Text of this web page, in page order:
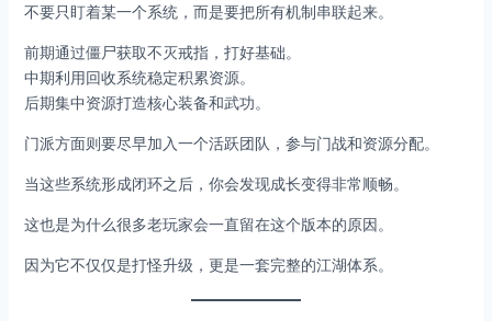
不要只盯着某一个系统，而是要把所有机制串联起来。
前期通过僵尸获取不灭戒指，打好基础。
中期利用回收系统稳定积累资源。
后期集中资源打造核心装备和武功。
门派方面则要尽早加入一个活跃团队，参与门战和资源分配。
当这些系统形成闭环之后，你会发现成长变得非常顺畅。
这也是为什么很多老玩家会一直留在这个版本的原因。
因为它不仅仅是打怪升级，更是一套完整的江湖体系。